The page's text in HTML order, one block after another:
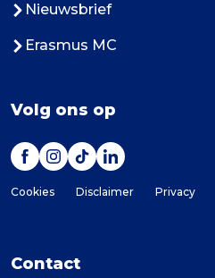
Nieuwsbrief
Erasmus MC
Volg ons op
Cookies Disclaimer Privacy
Contact